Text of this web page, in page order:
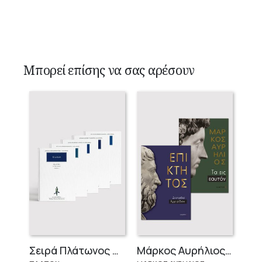
Μπορεί επίσης να σας αρέσουν
Σειρά Πλάτωνος Πολιτεία Μάρκος Αυρήλιος & Επίκτητος (Επίτομα)